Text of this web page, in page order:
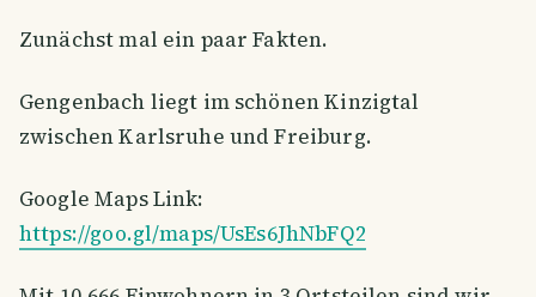
Zunächst mal ein paar Fakten.
Gengenbach liegt im schönen Kinzigtal
zwischen Karlsruhe und Freiburg.
Google Maps Link:
https://goo.gl/maps/UsEs6JhNbFQ2